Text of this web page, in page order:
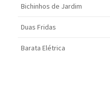
Bichinhos de Jardim
Duas Fridas
Barata Elétrica